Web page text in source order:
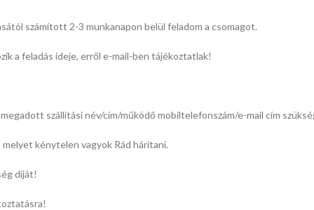
számított 2-3 munkanapon belül feladom a csomagot.
a feladás ideje, erről e-mail-ben tájékoztatlak!
szállítási név/cím/működő mobiltelefonszám/e-mail cím
kénytelen vagyok Rád hárítani.
díját!